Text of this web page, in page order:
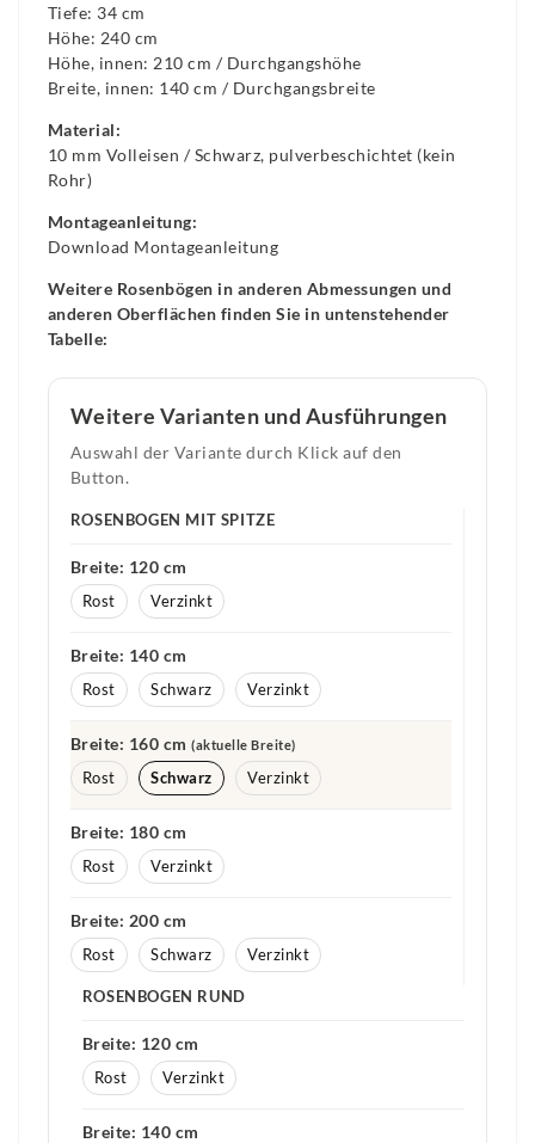
Tiefe: 34 cm
Höhe: 240 cm
Höhe, innen: 210 cm / Durchgangshöhe
Breite, innen: 140 cm / Durchgangsbreite
Material:
10 mm Volleisen / Schwarz, pulverbeschichtet (kein
Rohr)
Montageanleitung:
Download Montageanleitung
Weitere Rosenbögen in anderen Abmessungen und
anderen Oberflächen finden Sie in untenstehender
Tabelle:
Weitere Varianten und Ausführungen
Auswahl der Variante durch Klick auf den
Button.
ROSENBOGEN MIT SPITZE
Breite: 120 cm
Rost Verzinkt
Breite: 140 cm
Rost Schwarz Verzinkt
Breite: 160 cm(aktuelle Breite)
Rost Schwarz Verzinkt
Breite: 180 cm
Rost Verzinkt
Breite: 200 cm
Rost Schwarz Verzinkt
ROSENBOGEN RUND
Breite: 120 cm
Rost Verzinkt
Breite: 140 cm